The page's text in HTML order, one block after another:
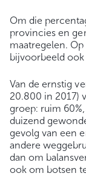
Om die
provincies en
maatregelen.
bijvoorbeeld
Van de ernstig
20.800 in 2017)
groep: ruim
duizend
gevolg van een
andere
dan om
ook om botsen